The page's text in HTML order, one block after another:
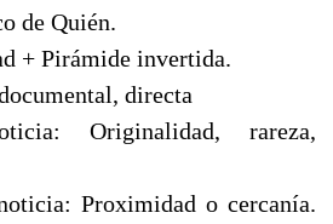
de Quién.
+ Pirámide invertida.
directa
Originalidad, rareza,
Proximidad o cercanía.